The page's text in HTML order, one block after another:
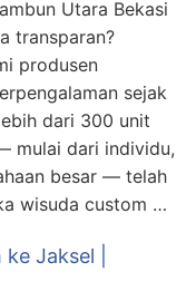
Utara Bekasi
transparan?
produsen
sejak
dari 300 unit
mulai dari individu,
besar — telah
wisuda custom …
Jaksel |